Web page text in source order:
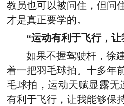
教员也可以被问住，但问
才是真正要学的。
“运动有利于飞行，
如果不握驾驶杆，徐
着一把羽毛球拍。十多年
毛球拍，运动天赋显露无
有利于飞行，让我能够保